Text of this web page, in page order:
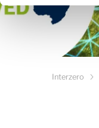
Interzero